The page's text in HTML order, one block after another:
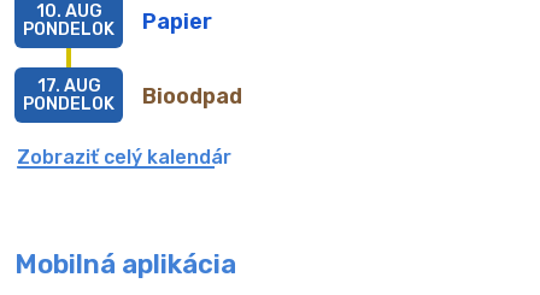
Papier
10. AUG
PONDELOK
Bioodpad
17. AUG
PONDELOK
Zobraziť celý kalendár
Mobilná aplikácia